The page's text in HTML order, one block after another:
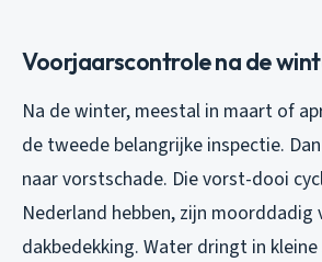
Voorjaarscontrole na de
Na de winter, meestal in maart of
de tweede belangrijke inspectie.
naar vorstschade. Die vorst-dooi
Nederland hebben, zijn moorddadig
dakbedekking. Water dringt in